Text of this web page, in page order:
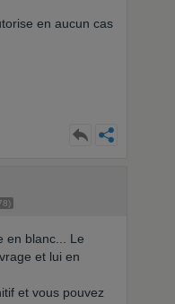
en aucun cas
en blanc... Le
et lui en
et vous pouvez